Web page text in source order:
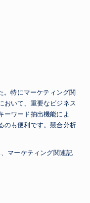
特にマーケティング関
おいて、重要なビジネス
ーワード抽出機能によ
のも便利です。競合分析
マーケティング関連記